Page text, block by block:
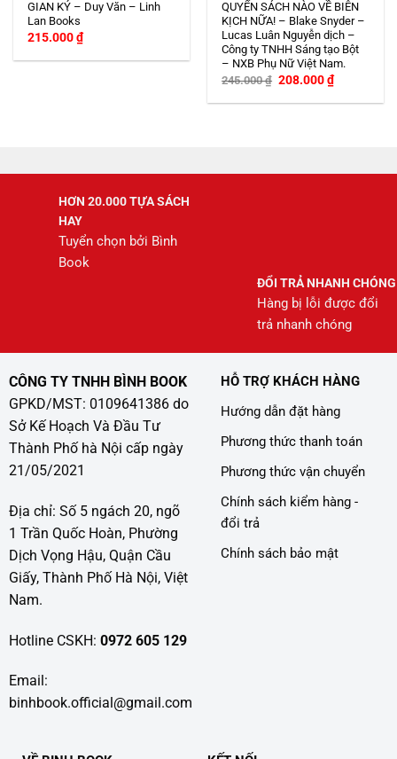
GIAN KÝ – Duy Văn – Linh
Lan Books
215.000₫
QUYỂN SÁCH NÀO VỀ BIÊN
KỊCH NỮA! – Blake Snyder –
Lucas Luân Nguyễn dịch –
Công ty TNHH Sáng tạo Bột
– NXB Phụ Nữ Việt Nam.
245.000₫ Giá
là:
208.000₫Giá
hiện
tại
HƠN 20.000 TỰA SÁCH
HAY
Tuyển chọn bởi Bình
Book
ĐỔI TRẢ NHANH CHÓNG
Hàng bị lỗi được đổi
trả nhanh chóng
CÔNG TY TNHH BÌNH BOOK
GPKD/MST: 0109641386 do
Sở Kế Hoạch Và Đầu Tư
Thành Phố hà Nội cấp ngày
21/05/2021
Địa chỉ: Số 5 ngách 20, ngõ
1 Trần Quốc Hoàn, Phường
Dịch Vọng Hậu, Quận Cầu
Giấy, Thành Phố Hà Nội, Việt
Nam.
Hotline CSKH: 0972 605 129
Email:
binhbook.official@gmail.com
HỖ TRỢ KHÁCH HÀNG
Hướng dẫn đặt hàng
Phương thức thanh toán
Phương thức vận chuyển
Chính sách kiểm hàng -
đổi trả
Chính sách bảo mật